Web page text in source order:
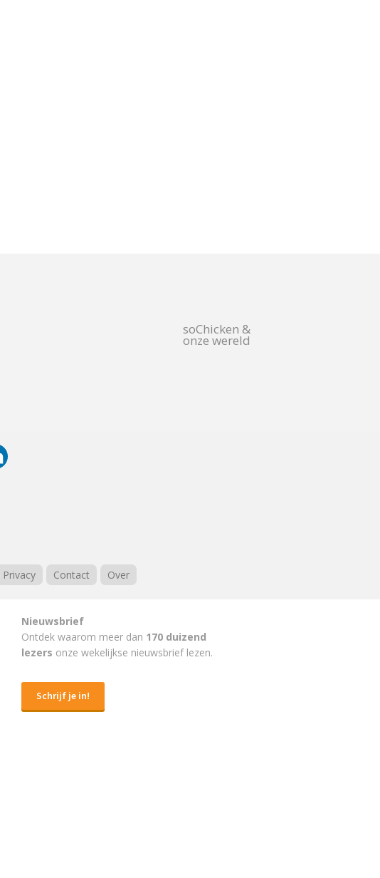
soChicken &
onze wereld
Privacy Contact Over
Nieuwsbrief
Ontdek waarom meer dan 170 duizend
lezers onze wekelijkse nieuwsbrief lezen.
Schrijf je in!